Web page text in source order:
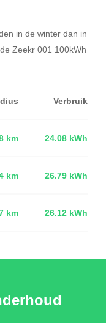
in de winter dan in
Zeekr 001 100kWh
Verbruik
km 24.08 kWh
km 26.79 kWh
km 26.12 kWh